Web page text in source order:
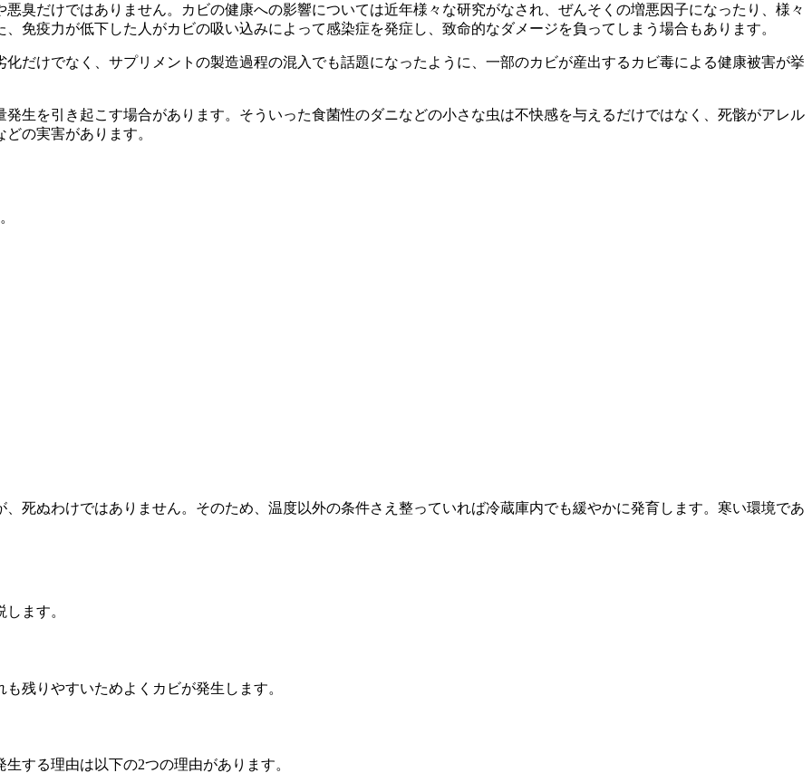
臭だけではありません。カビの健康への影響については近年様々な研究がなされ、ぜんそくの増悪因子になったり、様々
免疫力が低下した人がカビの吸い込みによって感染症を発症し、致命的なダメージを負ってしまう場合もあります。
だけでなく、サプリメントの製造過程の混入でも話題になったように、一部のカビが産出するカビ毒による健康被害が挙
生を引き起こす場合があります。そういった食菌性のダニなどの小さな虫は不快感を与えるだけではなく、死骸がアレル
の実害があります。
死ぬわけではありません。そのため、温度以外の条件さえ整っていれば冷蔵庫内でも緩やかに発育します。寒い環境であ
ます。
残りやすいためよくカビが発生します。
する理由は以下の2つの理由があります。